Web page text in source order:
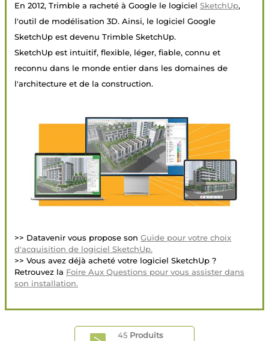
En 2012, Trimble a racheté à Google le logiciel SketchUp,
l'outil de modélisation 3D. Ainsi, le logiciel Google
SketchUp est devenu Trimble SketchUp.
SketchUp est intuitif, flexible, léger, fiable, connu et
reconnu dans le monde entier dans les domaines de
l'architecture et de la construction.
>> Datavenir vous propose son Guide pour votre choix
d'acquisition de logiciel SketchUp.
>> Vous avez déjà acheté votre logiciel SketchUp ?
Retrouvez la Foire Aux Questions pour vous assister dans
son installation.
45 Produits